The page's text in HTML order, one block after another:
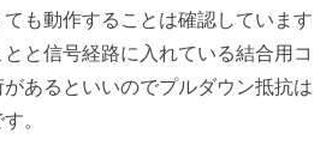
も動作することは確認しています
と信号経路に入れている結合用コ
あるといいのでプルダウン抵抗は
。